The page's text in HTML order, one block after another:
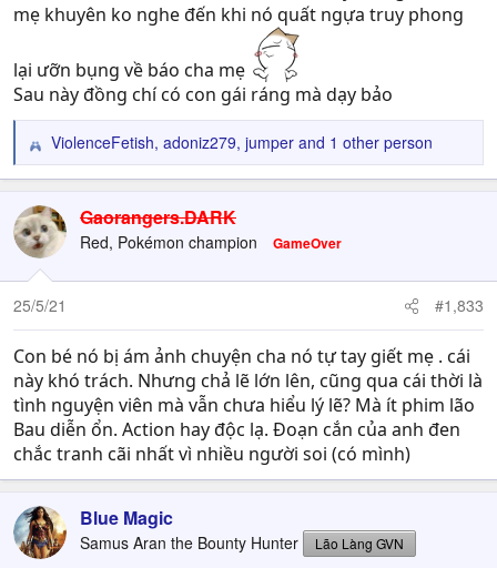
mẹ khuyên ko nghe đến khi nó quất ngựa truy phong
lại ưỡn bụng về báo cha mẹ
Sau này đồng chí có con gái ráng mà dạy bảo
R
e
c
t
i
o
n
ViolenceFetish, adoniz279, jumper and 1 other person
Gaorangers.DARK
Red, Pokémon champion GameOver
25/5/21 #1,833
Con bé nó bị ám ảnh chuyện cha nó tự tay giết mẹ . cái
này khó trách. Nhưng chả lẽ lớn lên, cũng qua cái thời là
tình nguyện viên mà vẫn chưa hiểu lý lẽ? Mà ít phim lão
Bau diễn ổn. Action hay độc lạ. Đoạn cắn của anh đen
chắc tranh cãi nhất vì nhiều người soi (có mình)
Blue Magic
Samus Aran the Bounty Hunter Lão Làng GVN